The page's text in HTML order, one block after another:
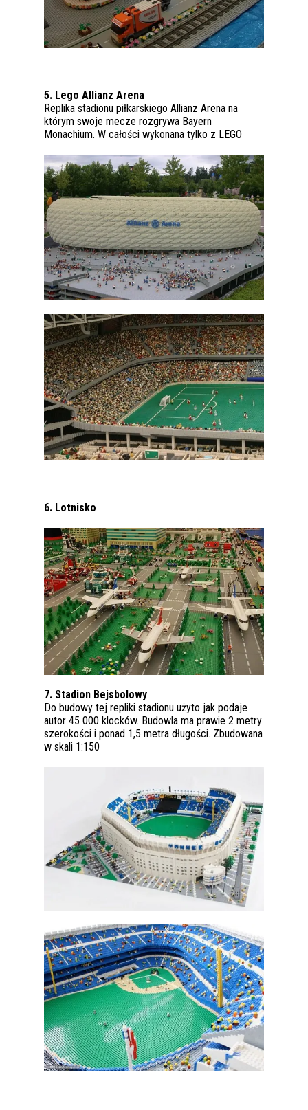
5. Lego Allianz Arena
Replika stadionu piłkarskiego Allianz Arena na
którym swoje mecze rozgrywa Bayern
Monachium. W całości wykonana tylko z LEGO
6. Lotnisko
7. Stadion Bejsbolowy
Do budowy tej repliki stadionu użyto jak podaje
autor 45 000 klocków. Budowla ma prawie 2 metry
szerokości i ponad 1,5 metra długości. Zbudowana
w skali 1:150